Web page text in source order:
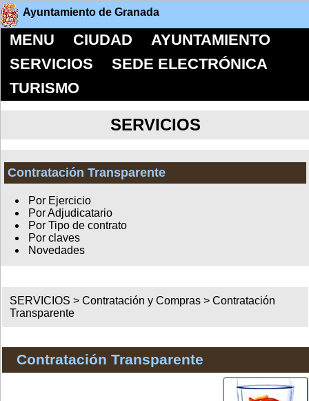
Ayuntamiento de Granada
MENU CIUDAD
AYUNTAMIENTO
SERVICIOS
SEDE ELECTRÓNICA
TURISMO
SERVICIOS
Contratación Transparente
Por Ejercicio
Por Adjudicatario
Por Tipo de contrato
Por claves
Novedades
SERVICIOS >Contratación y Compras >Contratación
Transparente
Contratación Transparente